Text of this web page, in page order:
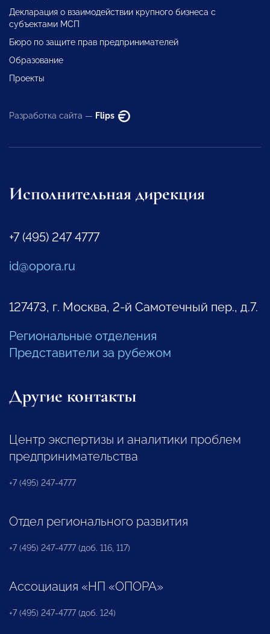
Декларация о взаимодействии крупного бизнеса с
субъектами МСП
Бюро по защите прав предпринимателей
Образование
Проекты
Разработка сайта — Flips
Исполнительная дирекция
+7 (495) 247 4777
id@opora.ru
127473, г. Москва, 2-й Самотечный пер., д.7.
Региональные отделения
Представители за рубежом
Другие контакты
Центр экспертизы и аналитики проблем
предпринимательства
+7 (495) 247-4777
Отдел регионального развития
+7 (495) 247-4777 (доб. 116, 117)
Ассоциация «НП «ОПОРА»
+7 (495) 247-4777 (доб. 124)